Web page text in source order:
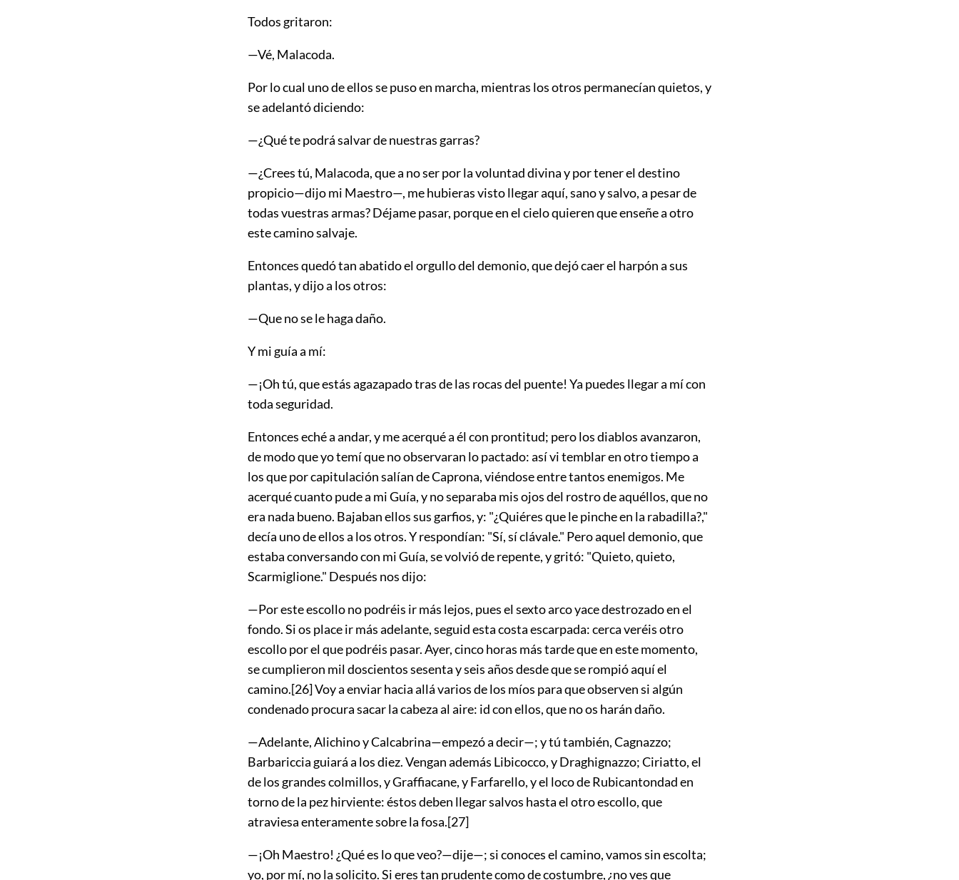
Todos gritaron:
—Vé, Malacoda.
Por lo cual uno de ellos se puso en marcha, mientras los otros permanecían quietos, y
se adelantó diciendo:
—¿Qué te podrá salvar de nuestras garras?
—¿Crees tú, Malacoda, que a no ser por la voluntad divina y por tener el destino
propicio—dijo mi Maestro—, me hubieras visto llegar aquí, sano y salvo, a pesar de
todas vuestras armas? Déjame pasar, porque en el cielo quieren que enseñe a otro
este camino salvaje.
Entonces quedó tan abatido el orgullo del demonio, que dejó caer el harpón a sus
plantas, y dijo a los otros:
—Que no se le haga daño.
Y mi guía a mí:
—¡Oh tú, que estás agazapado tras de las rocas del puente! Ya puedes llegar a mí con
toda seguridad.
Entonces eché a andar, y me acerqué a él con prontitud; pero los diablos avanzaron,
de modo que yo temíque no observaran lo pactado: así vi temblar en otro tiempo a
los que por capitulación salían de Caprona, viéndose entre tantos enemigos. Me
acerqué cuanto pude a mi Guía, y no separaba mis ojos del rostro de aquéllos, que no
era nada bueno. Bajaban ellos sus garfios, y: "¿Quiéres que le pinche en la rabadilla?,"
decía uno de ellos a los otros. Y respondían: "Sí, sí clávale." Pero aquel demonio, que
estaba conversando con mi Guía, se volvió de repente, y gritó: "Quieto, quieto,
Scarmiglione." Después nos dijo:
—Por este escollo no podréis ir más lejos, pues el sexto arco yace destrozado en el
fondo. Si os place ir más adelante, seguid esta costa escarpada: cerca veréis otro
escollo por el que podréis pasar. Ayer, cinco horas más tarde que en este momento,
se cumplieron mil doscientos sesenta y seis años desde que se rompió aquí el
camino.[26]Voy a enviar hacia allá varios de los míos para que observen si algún
condenado procura sacar la cabeza al aire: id con ellos, que no os harán daño.
—Adelante, Alichino y Calcabrina—empezó a decir—; y tú también, Cagnazzo;
Barbariccia guiará a los diez. Vengan además Libicocco, y Draghignazzo; Ciriatto, el
de los grandes colmillos, y Graffiacane, y Farfarello, y el loco de Rubicantondad en
torno de la pez hirviente: éstos deben llegar salvos hasta el otro escollo, que
atraviesa enteramente sobre la fosa.[27]
—¡Oh Maestro! ¿Qué es lo que veo?—dije—; si conoces el camino, vamos sin escolta;
yo, por mí, no la solicito. Si eres tan prudente como de costumbre, ¿no ves que